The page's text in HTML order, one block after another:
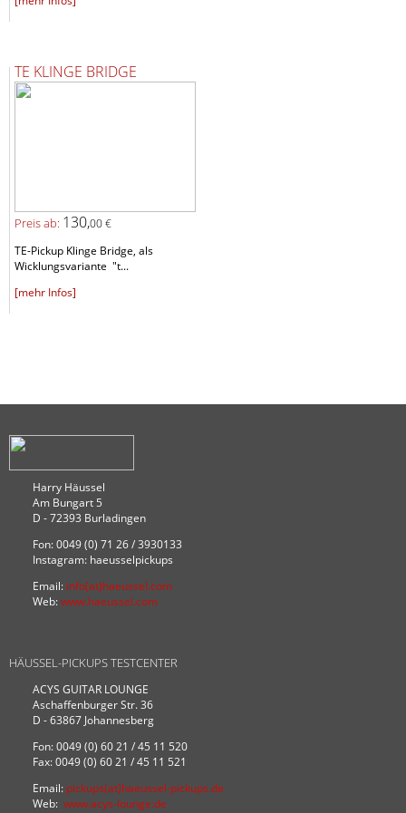
TE KLINGE BRIDGE
Preis ab: 130,00 €
TE-Pickup Klinge Bridge, als
Wicklungsvariante "t...
[mehr Infos]
Harry Häussel
Am Bungart 5
D - 72393 Burladingen
Fon: 0049 (0) 71 26 / 3930133
Instagram: haeusselpickups
Email: info(at)haeussel.com
Web:www.haeussel.com
HÄUSSEL-PICKUPS TESTCENTER
ACYS GUITAR LOUNGE
Aschaffenburger Str. 36
D - 63867 Johannesberg
Fon: 0049 (0) 60 21 / 45 11 520
Fax: 0049 (0) 60 21 / 45 11 521
Email: pickups(at)haeussel-pickups.de
Web: www.acys-lounge.de